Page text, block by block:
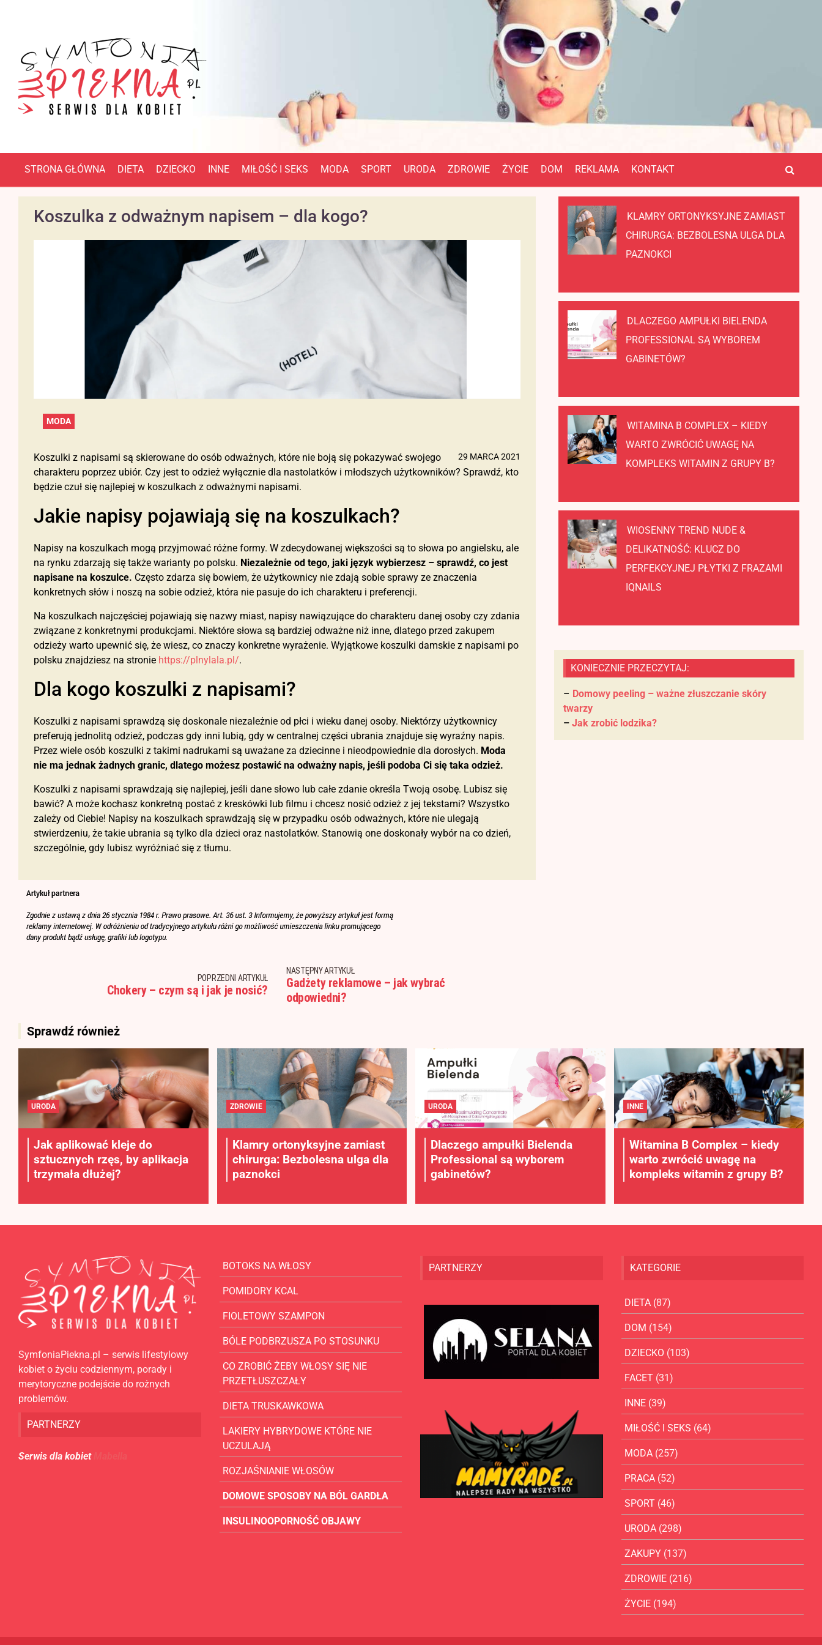
STRONA GŁÓWNA DIETA DZIECKO INNE MIŁOŚĆ I SEKS MODA SPORT URODA ZDROWIE ŻYCIE DOM REKLAMA KONTAKT
Koszulka z odważnym napisem – dla kogo?
MODA
29 MARCA 2021
Koszulki z napisami są skierowane do osób odważnych, które nie boją się pokazywać swojego
charakteru poprzez ubiór. Czy jest to odzież wyłącznie dla nastolatków i młodszych użytkowników? Sprawdź, kto
będzie czuł się najlepiej w koszulkach z odważnymi napisami.
Jakie napisy pojawiają się na koszulkach?
Napisy na koszulkach mogą przyjmować różne formy. W zdecydowanej większości są to słowa po angielsku, ale
na rynku zdarzają się także warianty po polsku. Niezależnie od tego, jaki język wybierzesz – sprawdź, co jest
napisane na koszulce. Często zdarza się bowiem, że użytkownicy nie zdają sobie sprawy ze znaczenia
konkretnych słów i noszą na sobie odzież, która nie pasuje do ich charakteru i preferencji.
Na koszulkach najczęściej pojawiają się nazwy miast, napisy nawiązujące do charakteru danej osoby czy zdania
związane z konkretnymi produkcjami. Niektóre słowa są bardziej odważne niż inne, dlatego przed zakupem
odzieży warto upewnić się, że wiesz, co znaczy konkretne wyrażenie. Wyjątkowe koszulki damskie z napisami po
polsku znajdziesz na stronie https://plnylala.pl/.
Dla kogo koszulki z napisami?
Koszulki z napisami sprawdzą się doskonale niezależnie od płci i wieku danej osoby. Niektórzy użytkownicy
preferują jednolitą odzież, podczas gdy inni lubią, gdy w centralnej części ubrania znajduje się wyraźny napis.
Przez wiele osób koszulki z takimi nadrukami są uważane za dziecinne i nieodpowiednie dla dorosłych. Moda
nie ma jednak żadnych granic, dlatego możesz postawić na odważny napis, jeśli podoba Ci się taka odzież.
Koszulki z napisami sprawdzają się najlepiej, jeśli dane słowo lub całe zdanie określa Twoją osobę. Lubisz się
bawić? A może kochasz konkretną postać z kreskówki lub filmu i chcesz nosić odzież z jej tekstami? Wszystko
zależy od Ciebie! Napisy na koszulkach sprawdzają się w przypadku osób odważnych, które nie ulegają
stwierdzeniu, że takie ubrania są tylko dla dzieci oraz nastolatków. Stanowią one doskonały wybór na co dzień,
szczególnie, gdy lubisz wyróżniać się z tłumu.
POPRZEDNI ARTYKUŁ
Chokery – czym są i jak je nosić?
NASTĘPNY ARTYKUŁ
Gadżety reklamowe – jak wybrać
odpowiedni?
KLAMRY ORTONYKSYJNE ZAMIAST
CHIRURGA: BEZBOLESNA ULGA DLA
PAZNOKCI
DLACZEGO AMPUŁKI BIELENDA
PROFESSIONAL SĄ WYBOREM
GABINETÓW?
WITAMINA B COMPLEX – KIEDY
WARTO ZWRÓCIĆ UWAGĘ NA
KOMPLEKS WITAMIN Z GRUPY B?
WIOSENNY TREND NUDE &
DELIKATNOŚĆ: KLUCZ DO
PERFEKCYJNEJ PŁYTKI Z FRAZAMI
IQNAILS
KONIECZNIE PRZECZYTAJ:
– Domowy peeling – ważne złuszczanie skóry
twarzy
– Jak zrobić lodzika?
Sprawdź również
URODA
Jak aplikować kleje do
sztucznych rzęs, by aplikacja
trzymała dłużej?
ZDROWIE
Klamry ortonyksyjne zamiast
chirurga: Bezbolesna ulga dla
paznokci
URODA
Dlaczego ampułki Bielenda
Professional są wyborem
gabinetów?
INNE
Witamina B Complex – kiedy
warto zwrócić uwagę na
kompleks witamin z grupy B?
SymfoniaPiekna.pl – serwis lifestylowy
kobiet o życiu codziennym, porady i
merytoryczne podejście do rożnych
problemów.
PARTNERZY
Serwis dla kobiet
BOTOKS NA WŁOSY
POMIDORY KCAL
FIOLETOWY SZAMPON
BÓLE PODBRZUSZA PO STOSUNKU
CO ZROBIĆ ŻEBY WŁOSY SIĘ NIE
PRZETŁUSZCZAŁY
DIETA TRUSKAWKOWA
LAKIERY HYBRYDOWE KTÓRE NIE
UCZULAJĄ
ROZJAŚNIANIE WŁOSÓW
DOMOWE SPOSOBY NA BÓL GARDŁA
INSULINOOPORNOŚĆ OBJAWY
PARTNERZY KATEGORIE
DIETA(87)
DOM (154)
DZIECKO (103)
FACET(31)
INNE(39)
MIŁOŚĆ I SEKS (64)
MODA(257)
PRACA(52)
SPORT(46)
URODA(298)
ZAKUPY(137)
ZDROWIE(216)
ŻYCIE(194)